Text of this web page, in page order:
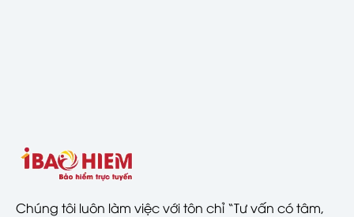
Chúng tôi luôn làm việc với tôn chỉ “Tư vấn có tâm,